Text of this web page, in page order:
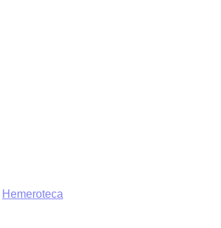
Hemeroteca